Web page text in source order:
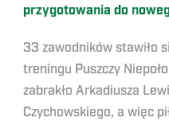
przygotowania do
33 zawodników stawiło
treningu Puszczy
zabrakło Arkadiusza
Czychowskiego, a więc